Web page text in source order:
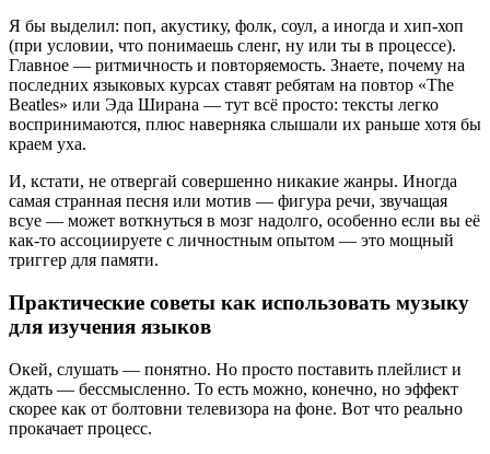
Я бы выделил: поп, акустику, фолк, соул, а иногда и хип-хоп
(при условии, что понимаешь сленг, ну или ты в процессе).
Главное — ритмичность и повторяемость. Знаете, почему на
последних языковых курсах ставят ребятам на повтор «The
Beatles» или Эда Ширана — тут всё просто: тексты легко
воспринимаются, плюс наверняка слышали их раньше хотя бы
краем уха.
И, кстати, не отвергай совершенно никакие жанры. Иногда
самая странная песня или мотив — фигура речи, звучащая
всуе — может воткнуться в мозг надолго, особенно если вы её
как-то ассоциируете с личностным опытом — это мощный
триггер для памяти.
Практические советы как использовать музыку
для изучения языков
Окей, слушать — понятно. Но просто поставить плейлист и
ждать — бессмысленно. То есть можно, конечно, но эффект
скорее как от болтовни телевизора на фоне. Вот что реально
прокачает процесс.